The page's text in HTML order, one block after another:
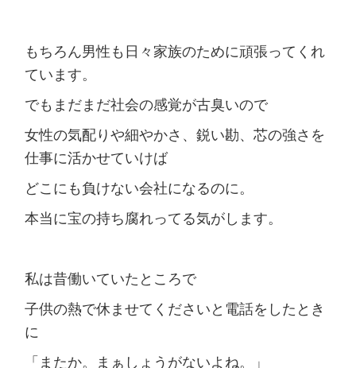
もちろん男性も日々家族のために頑張ってくれ
ています。
でもまだまだ社会の感覚が古臭いので
女性の気配りや細やかさ、鋭い勘、芯の強さを
仕事に活かせていけば
どこにも負けない会社になるのに。
本当に宝の持ち腐れってる気がします。
私は昔働いていたところで
子供の熱で休ませてくださいと電話をしたとき
に
「またか。まぁしょうがないよね。」